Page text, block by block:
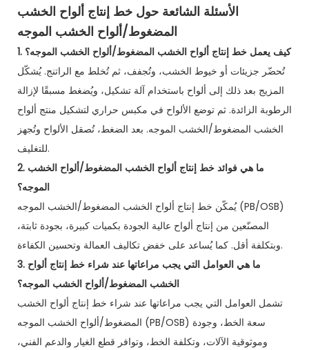
الأسئلة الشائعة حول خط إنتاج ألواح الخشب
المضغوط/ألواح الخشب الموجه
1. كيف يعمل خط إنتاج ألواح الخشب المضغوط/ألواح الخشب الموجه؟
تُحضّر جزيئات أو خيوط الخشب، وتُجفف، ثم تُخلط مع الراتنج. يُشكّل
المزيج بعد ذلك إلى ألواح باستخدام آلة تشكيل، ويُضغط مسبقًا لإزالة
الرطوبة الزائدة. ثم توضع الألواح في مكبس حراري لتشكيل منتج ألواح
الخشب المضغوط/الخشب الموجه. بعد الضغط، تُصقل الألواح وتُجهز
للتغليف.
2. ما هي فوائد خط إنتاج ألواح الخشب المضغوط/ألواح الخشب
الموجه؟
يُمكّن خط إنتاج ألواح الخشب المضغوط/الخشب الموجه (PB/OSB)
المصنّعين من إنتاج ألواح عالية الجودة بكميات كبيرة، بجودة ثابتة،
وبتكلفة أقل. كما يُساعد على خفض تكاليف العمالة وتحسين الكفاءة.
3. ما هي العوامل التي يجب مراعاتها عند شراء خط إنتاج ألواح
الخشب المضغوط/ألواح الخشب الموجه؟
تشمل العوامل التي يجب مراعاتها عند شراء خط إنتاج ألواح الخشب
المضغوط/ألواح الخشب الموجه (PB/OSB) سعة الخط، وجودة
وموثوقية الآلات، وتكلفة الخط، وتوافر قطع الغيار والدعم الفني،